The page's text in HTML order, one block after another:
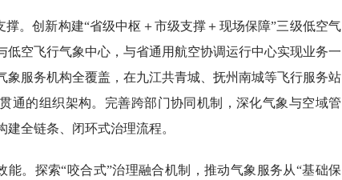
。创新构建“省级中枢＋市级支撑＋现场保障”三级低空气
低空飞行气象中心，与省通用航空协调运行中心实现业务一
象服务机构全覆盖，在九江共青城、抚州南城等飞行服务站
通的组织架构。完善跨部门协同机制，深化气象与空域管
全链条、闭环式治理流程。
能。探索“咬合式”治理融合机制，推动气象服务从“基础保